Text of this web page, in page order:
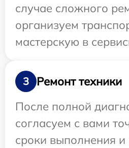
случае сложного
организуем
мастерскую в
3
Ремонт техники
После полной
согласуем с вами
сроки выполнения и